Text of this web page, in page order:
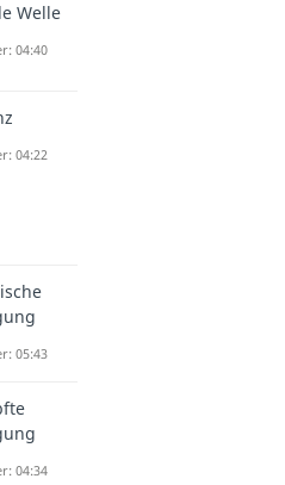
Welle
04:40
04:22
05:43
04:34